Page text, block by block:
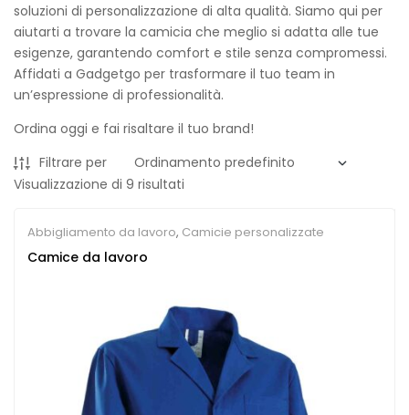
soluzioni di personalizzazione di alta qualità. Siamo qui per
aiutarti a trovare la camicia che meglio si adatta alle tue
esigenze, garantendo comfort e stile senza compromessi.
Affidati a Gadgetgo per trasformare il tuo team in
un’espressione di professionalità.
Ordina oggi e fai risaltare il tuo brand!
Filtrare per
Visualizzazione di 9 risultati
Abbigliamento da lavoro, Camicie personalizzate
Camice da lavoro